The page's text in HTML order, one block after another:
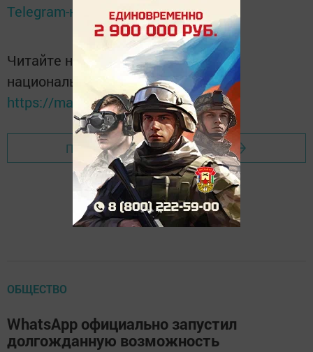
Telegram-каналеТатмедиа
Читайте новости Татарстана в
национальном мессенджере MАХ:
https://max.ru/tatmedia
Перейти на страницу новости
ОБЩЕСТВО
WhatsApp официально запустил
долгожданную возможность